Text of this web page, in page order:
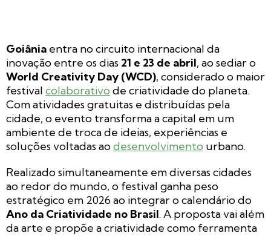
Goiânia entra no circuito internacional da
inovação entre os dias 21 e 23 de abril, ao sediar o
World Creativity Day (WCD), considerado o maior
festival colaborativo de criatividade do planeta.
Com atividades gratuitas e distribuídas pela
cidade, o evento transforma a capital em um
ambiente de troca de ideias, experiências e
soluções voltadas aodesenvolvimento urbano.
Realizado simultaneamente em diversas cidades
ao redor do mundo, o festival ganha peso
estratégico em 2026 ao integrar o calendário do
Ano da Criatividade no Brasil. A proposta vai além
da arte e propõe a criatividade como ferramenta